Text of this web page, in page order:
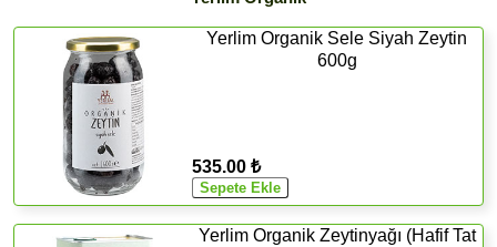
Yerlim Organik Sele Siyah Zeytin
600g
535.00 ₺
Yerlim Organik Zeytinyağı (Hafif Tat